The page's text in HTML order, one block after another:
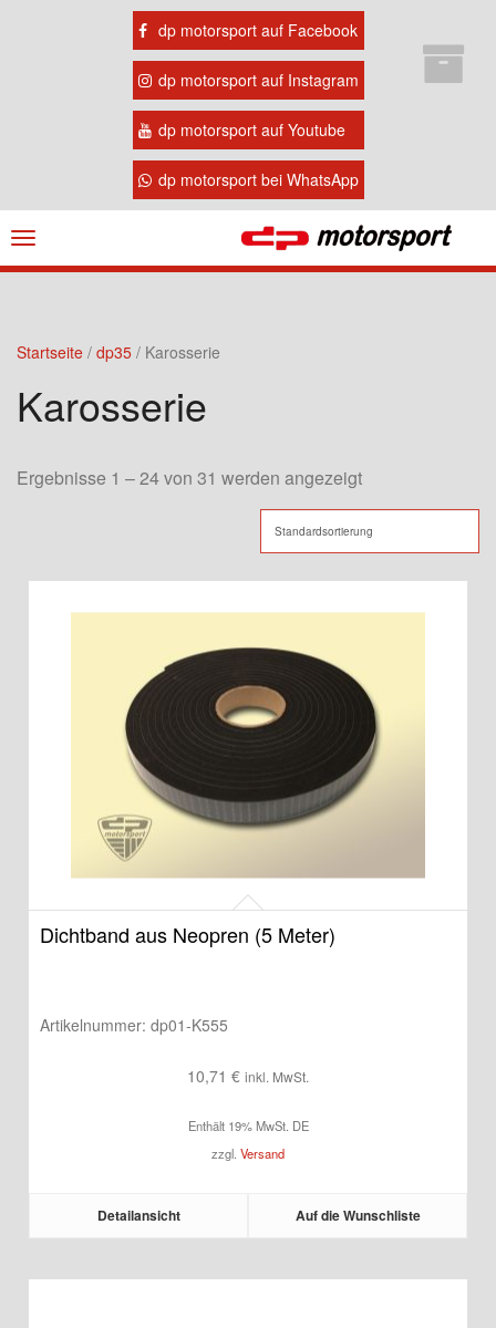
dp motorsport auf Facebook
dp motorsport auf Instagram
dp motorsport auf Youtube
dp motorsport bei WhatsApp
Navigation
ein-/ausblenden
Startseite / dp35 / Karosserie
Karosserie
Ergebnisse 1 – 24 von 31 werden angezeigt
Dichtband aus Neopren (5 Meter)
Artikelnummer: dp01-K555
10,71 € inkl. MwSt.
Enthält 19% MwSt. DE
zzgl. Versand
Detailansicht Auf die Wunschliste